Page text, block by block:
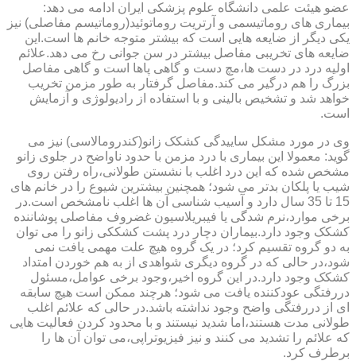
عضو هیئت علمی دانشگاه علوم پزشکی ایران ادامه می دهد:
بیماری های روماتیسمی و آرتریت روماتوئید(روماتیسم مفاصلی) نیز
یکی دیگر از ضایعه هایی است که بیشتر متوجه خانم ها است.این
ضایعه های تخریبی مفاصل بیشتر در سن جوانی رخ می دهد.علائم
اولیه درد در دست ها،مچ دست و گاهی پاها است و گاهی مفاصل
بزرگ را هم درگیر می کند.مفاصل گرفتار به طور مزمن تخریب
خواهد شد و تشخیص بالینی و با استفاده از رادیولوژی و آزمایش
است.
وی در مورد مشکل ساییدگی کشکک زانو(کندرومالاسی) نیز می
گوید: معمولا این بیماری با درد مزمن با حدود ناواضح در جلوی زانو
مشخص شده که این درد اغلب با نشستن طولانی،راه رفتن روی
شیب یا پلکان بدتر می شود؛ همچنین بیشترین شیوع را در خانم های
15 تا 35 سال دارد و آسیب شناسی آن ها اغلب نامشخص است.در
برخی موارد،نرم شدگی یا فیبریلاسیون غضروف مفاصلی پوشاننده
کشکک وجود دارد.بیماران دچار درد پشت کشککی زانو را می توان
به دو گروه تقسیم کرد؛ در یک گروه هیچ علت مهمی یافت نمی
شود،در حالی که در گروه دیگری شواهدی از به هم خوردن امتداد
کشکک وجود دارد.در این گروه اخیر،وجود برخی عوامل،مسئول
دررفتگی عودکننده یافت می شود؛ هرچند ممکن است هیچ سابقه
ای از دررفتگی واضح وجود نداشته باشد.در حالی که علائم اغلب
طولانی مدت هستند،اما شدید نیستند و با محدود کردن فعالیت هایی
که علائم را تشدید می کنند و نیز فیزیوتراپی،می توان آن ها را
برطرف کرد.